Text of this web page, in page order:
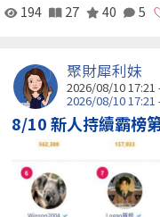
194 27 40 5
聚財犀利妹
2026/08/10 17:21
2026/08/10 17:21
8/10 新人持續霸榜